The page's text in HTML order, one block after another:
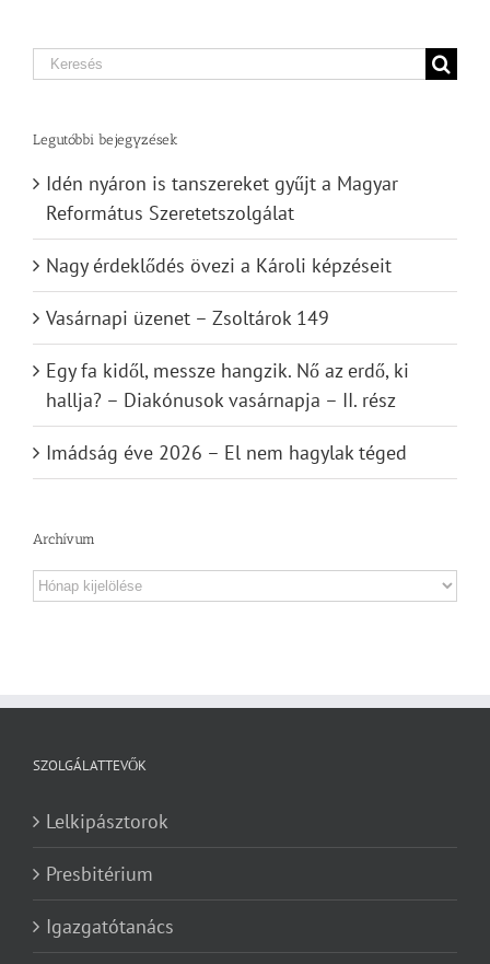
Search
Legutóbbi bejegyzések
Idén nyáron is tanszereket gyűjt a Magyar
Református Szeretetszolgálat
Nagy érdeklődés övezi a Károli képzéseit
Vasárnapi üzenet – Zsoltárok 149
Egy fa kidől, messze hangzik. Nő az erdő, ki
hallja? – Diakónusok vasárnapja – II. rész
Imádság éve 2026 – El nem hagylak téged
Archívum
Archívum
SZOLGÁLATTEVŐK
Lelkipásztorok
Presbitérium
Igazgatótanács